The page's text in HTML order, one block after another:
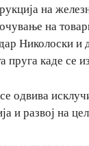
на
на
Николоски
пруга каде се
одвива
и развој на